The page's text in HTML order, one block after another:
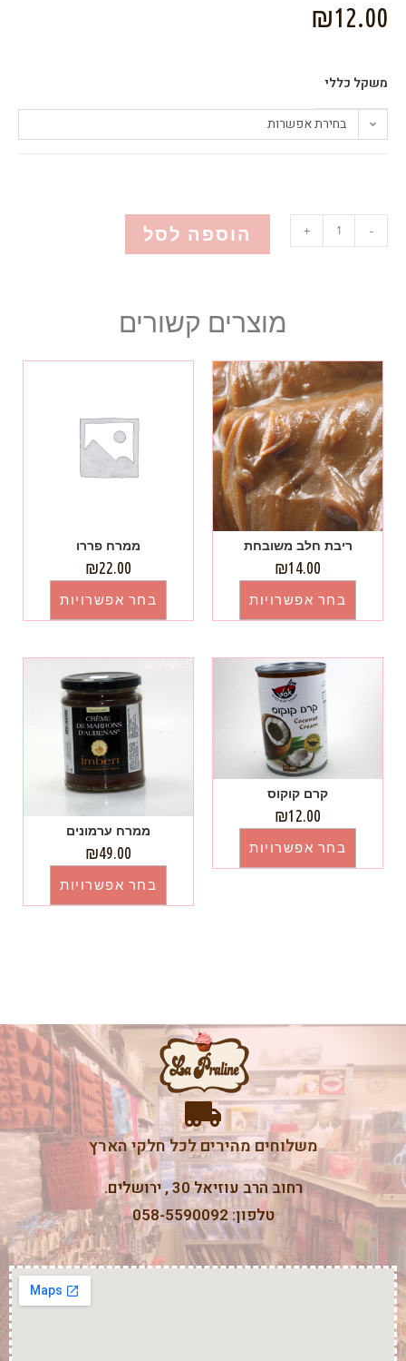
₪12.00
משקל כללי
בחירת אפשרות
-
+ הוספה לסל
מוצרים קשורים
ריבת חלב משובחת
₪14.00
בחר אפשרויות
ממרח פררו
₪22.00
בחר אפשרויות
קרם קוקוס
₪12.00
בחר אפשרויות
ממרח ערמונים
₪49.00
בחר אפשרויות
משלוחים מהירים לכל חלקי הארץ
רחוב הרב עוזיאל 30 , ירושלים.
טלפון: 058-5590092